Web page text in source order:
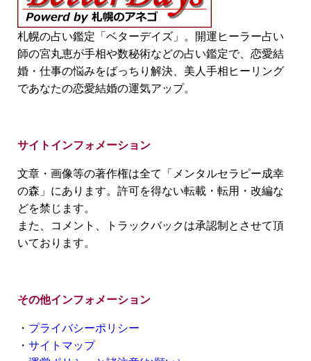
札幌の占い鑑定「ベターデイズ」。開運ヒーラー占い
師の宮丸恵が手相や数秘術などの占い鑑定で、恋愛結
婚・仕事の悩みをばっちり解決、美人手相ヒーリング
であなたの恋愛結婚の運気アップ。
サイトインフォメーション
文章・画像等の著作権は全て「メンタルセラピー成幸
の森」にあります。許可を得ない転載・転用・改編な
どを禁じます。
また、コメント、トラックバックは承認制とさせて頂
いております。
その他インフォメーション
・ プライバシーポリシー
・ サイトマップ